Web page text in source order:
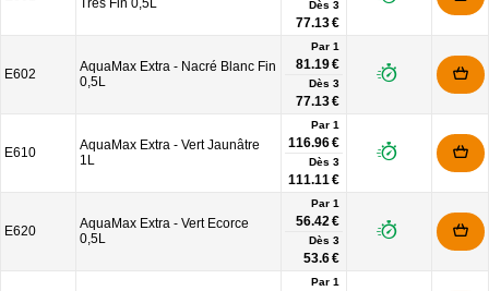
Très Fin 0,5L
Dès 3
77.13 €
E602
AquaMax Extra - Nacré Blanc Fin
0,5L
Par 1
81.19 €
Dès 3
77.13 €
E610
AquaMax Extra - Vert Jaunâtre
1L
Par 1
116.96 €
Dès 3
111.11 €
E620
AquaMax Extra - Vert Ecorce
0,5L
Par 1
56.42 €
Dès 3
53.6 €
Par 1